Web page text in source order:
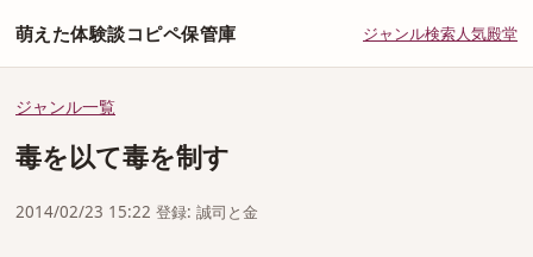
萌えた体験談コピペ保管庫 ジャンル検索人気殿堂
ジャンル一覧
毒を以て毒を制す
2014/02/23 15:22 登録: 誠司と金